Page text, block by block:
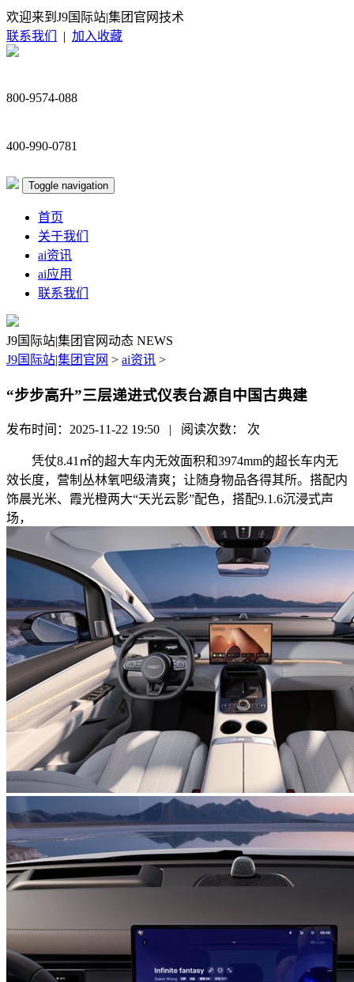
欢迎来到J9国际站|集团官网技术
联系我们
| 加入收藏
800-9574-088
400-990-0781
Toggle navigation
首页
关于我们
ai资讯
ai应用
联系我们
J9国际站|集团官网动态 NEWS
J9国际站|集团官网 > ai资讯 >
“步步高升”三层递进式仪表台源自中国古典建
发布时间：2025-11-22 19:50 | 阅读次数： 次
凭仗8.41㎡的超大车内无效面积和3974mm的超长车内无
效长度，营制丛林氧吧级清爽；让随身物品各得其所。搭配内
饰晨光米、霞光橙两大“天光云影”配色，搭配9.1.6沉浸式声
场，